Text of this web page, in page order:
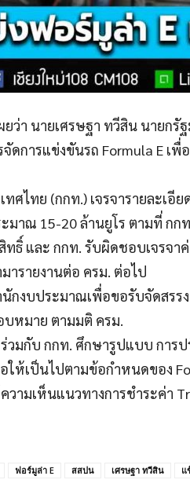
ว่า นายเศรษฐา ทวีสิน นายกรั
การแข่งขันรถ Formula E เพื่
ศไทย (กกท.) เจรจารายละเอี
มาณ 15-20 ล้านยูโร ตามที่ กก
ธิ์ และ กกท. รับผิดชอบเจรจ
ารายงานต่อ ครม. ต่อไป
กงบประมาณเพื่อขอรับจัดสรร
หมาย ตามมติ ครม.
ร่วมกับ กกท. ศึกษารูปแบบ กา
ให้เป็นไปตามข้อกำหนดของ
วามเห็นแนวทางการชำระค่า
ฟอร์มูล่า E สสปน เศรษฐา ทวีสิน แ